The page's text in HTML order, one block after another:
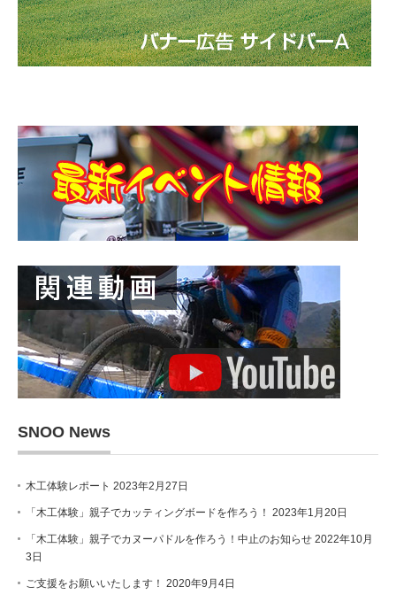
SNOO News
木工体験レポート 2023年2月27日
「木工体験」親子でカッティングボードを作ろう！ 2023年1月20日
「木工体験」親子でカヌーパドルを作ろう！中止のお知らせ 2022年10月
3日
ご支援をお願いいたします！ 2020年9月4日